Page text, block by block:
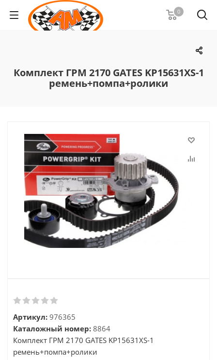
0
Комплект ГРМ 2170 GATES KР15631XS-1
ремень+помпа+ролики
Артикул: 976365
Каталожный номер: 8864
Комплект ГРМ 2170 GATES KР15631XS-1
ремень+помпа+ролики